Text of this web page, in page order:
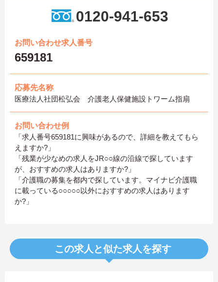
0120-941-653
お問い合わせ求人番号
659181
応募先名称
医療法人社団松弘会 介護老人保健施設トワーム指扇
お問い合わせ例
「求人番号659181に興味があるので、詳細を教えてもら
えますか?」
「残業が少なめの求人をJR○○線の沿線で探しています
が、おすすめの求人はありますか?」
「介護職の募集を都内で探しています。マイナビ介護職
に載っている○○○○○以外におすすめの求人はあります
か?」
この求人と似た求人を探す